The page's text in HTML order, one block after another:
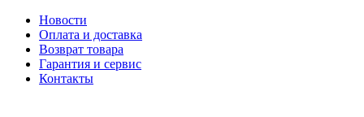
Новости
Оплата и доставка
Возврат товара
Гарантия и сервис
Контакты